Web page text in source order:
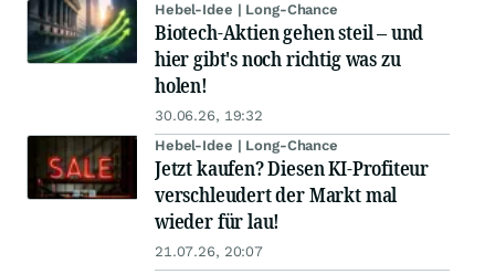
Hebel-Idee | Long-Chance
Biotech-Aktien gehen steil – und
hier gibt's noch richtig was zu
holen!
30.06.26, 19:32
Hebel-Idee | Long-Chance
Jetzt kaufen? Diesen KI-Profiteur
verschleudert der Markt mal
wieder für lau!
21.07.26, 20:07